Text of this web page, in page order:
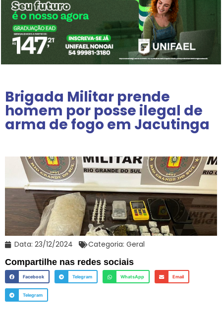
Brigada Militar prende
homem por posse ilegal de
arma de fogo em Jacutinga
Data: 23/12/2024 Categoria: Geral
Compartilhe nas redes sociais
Facebook Telegram WhatsApp Email
Telegram